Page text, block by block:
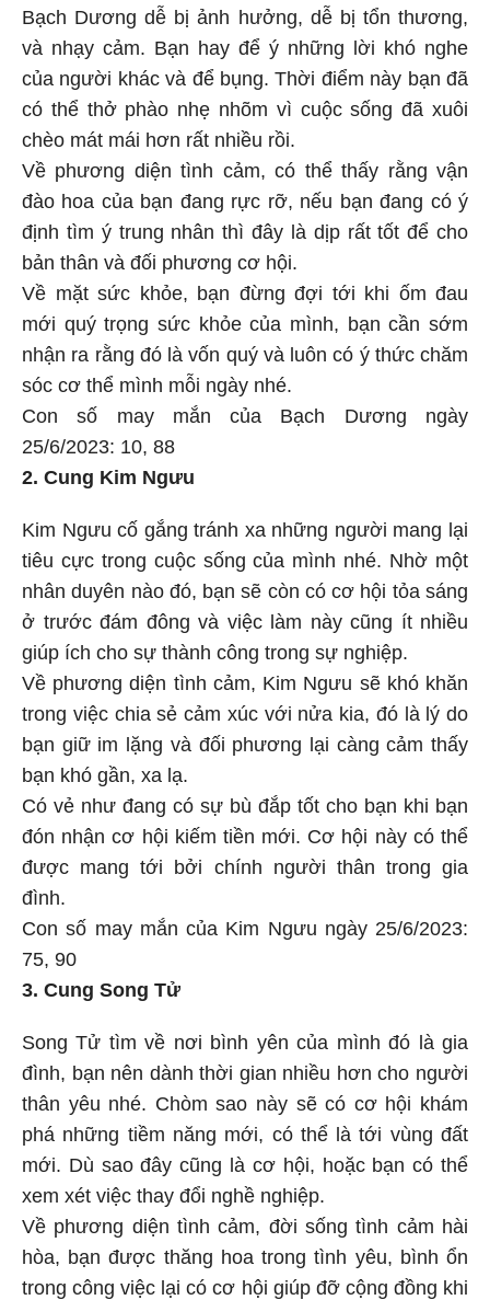
Bạch Dương dễ bị ảnh hưởng, dễ bị tổn thương,
và nhạy cảm. Bạn hay để ý những lời khó nghe
của người khác và để bụng. Thời điểm này bạn đã
có thể thở phào nhẹ nhõm vì cuộc sống đã xuôi
chèo mát mái hơn rất nhiều rồi.
Về phương diện tình cảm, có thể thấy rằng vận
đào hoa của bạn đang rực rỡ, nếu bạn đang có ý
định tìm ý trung nhân thì đây là dịp rất tốt để cho
bản thân và đối phương cơ hội.
Về mặt sức khỏe, bạn đừng đợi tới khi ốm đau
mới quý trọng sức khỏe của mình, bạn cần sớm
nhận ra rằng đó là vốn quý và luôn có ý thức chăm
sóc cơ thể mình mỗi ngày nhé.
Con số may mắn của Bạch Dương ngày
25/6/2023: 10, 88
2. Cung Kim Ngưu
Kim Ngưu cố gắng tránh xa những người mang lại
tiêu cực trong cuộc sống của mình nhé. Nhờ một
nhân duyên nào đó, bạn sẽ còn có cơ hội tỏa sáng
ở trước đám đông và việc làm này cũng ít nhiều
giúp ích cho sự thành công trong sự nghiệp.
Về phương diện tình cảm, Kim Ngưu sẽ khó khăn
trong việc chia sẻ cảm xúc với nửa kia, đó là lý do
bạn giữ im lặng và đối phương lại càng cảm thấy
bạn khó gần, xa lạ.
Có vẻ như đang có sự bù đắp tốt cho bạn khi bạn
đón nhận cơ hội kiếm tiền mới. Cơ hội này có thể
được mang tới bởi chính người thân trong gia
đình.
Con số may mắn của Kim Ngưu ngày 25/6/2023:
75, 90
3. Cung Song Tử
Song Tử tìm về nơi bình yên của mình đó là gia
đình, bạn nên dành thời gian nhiều hơn cho người
thân yêu nhé. Chòm sao này sẽ có cơ hội khám
phá những tiềm năng mới, có thể là tới vùng đất
mới. Dù sao đây cũng là cơ hội, hoặc bạn có thể
xem xét việc thay đổi nghề nghiệp.
Về phương diện tình cảm, đời sống tình cảm hài
hòa, bạn được thăng hoa trong tình yêu, bình ổn
trong công việc lại có cơ hội giúp đỡ cộng đồng khi